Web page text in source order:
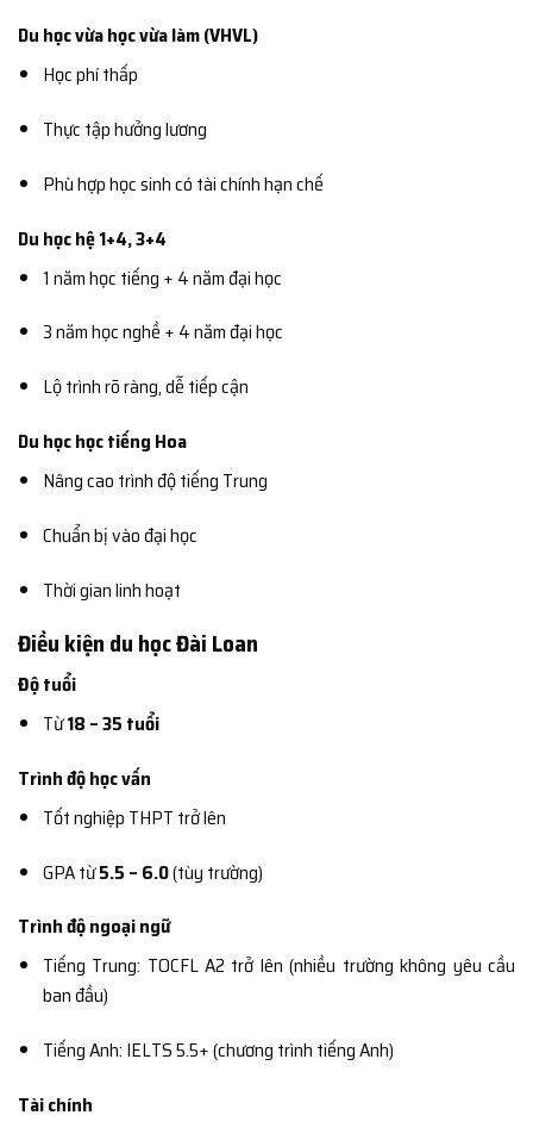
Du học vừa học vừa làm (VHVL)
Học phí thấp
Thực tập hưởng lương
Phù hợp học sinh có tài chính hạn chế
Du học hệ 1+4, 3+4
1 năm học tiếng + 4 năm đại học
3 năm học nghề + 4 năm đại học
Lộ trình rõ ràng, dễ tiếp cận
Du học học tiếng Hoa
Nâng cao trình độ tiếng Trung
Chuẩn bị vào đại học
Thời gian linh hoạt
Điều kiện du học Đài Loan
Độ tuổi
Từ18 – 35 tuổi
Trình độ học vấn
Tốt nghiệp THPT trở lên
GPA từ5.5 – 6.0(tùy trường)
Trình độ ngoại ngữ
Tiếng Trung: TOCFL A2 trở lên (nhiều trường không yêu cầu
ban đầu)
Tiếng Anh: IELTS 5.5+ (chương trình tiếng Anh)
Tài chính